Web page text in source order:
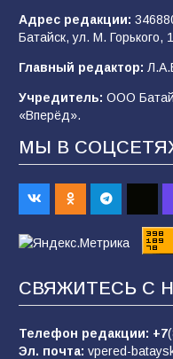
строительные
спортивного
90
Батайским
Евгений Остапенко
Адрес редакции:
Батайск, ул. М. Горького,
Главный редактор:
Учредитель: ООО
«Вперёд».
МЫ В
СВЯЖИТЕСЬ С
Телефон редакции: +7
Эл. почта: vpered-